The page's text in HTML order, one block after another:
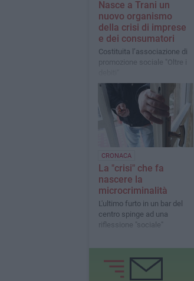
Nasce a Trani un
nuovo organismo
della crisi di imprese
e dei consumatori
Costituita l’associazione di
promozione sociale "Oltre i
CRONACA
La "crisi" che fa
nascere la
microcriminalità
L'ultimo furto in un bar del
centro spinge ad una
riflessione "sociale"